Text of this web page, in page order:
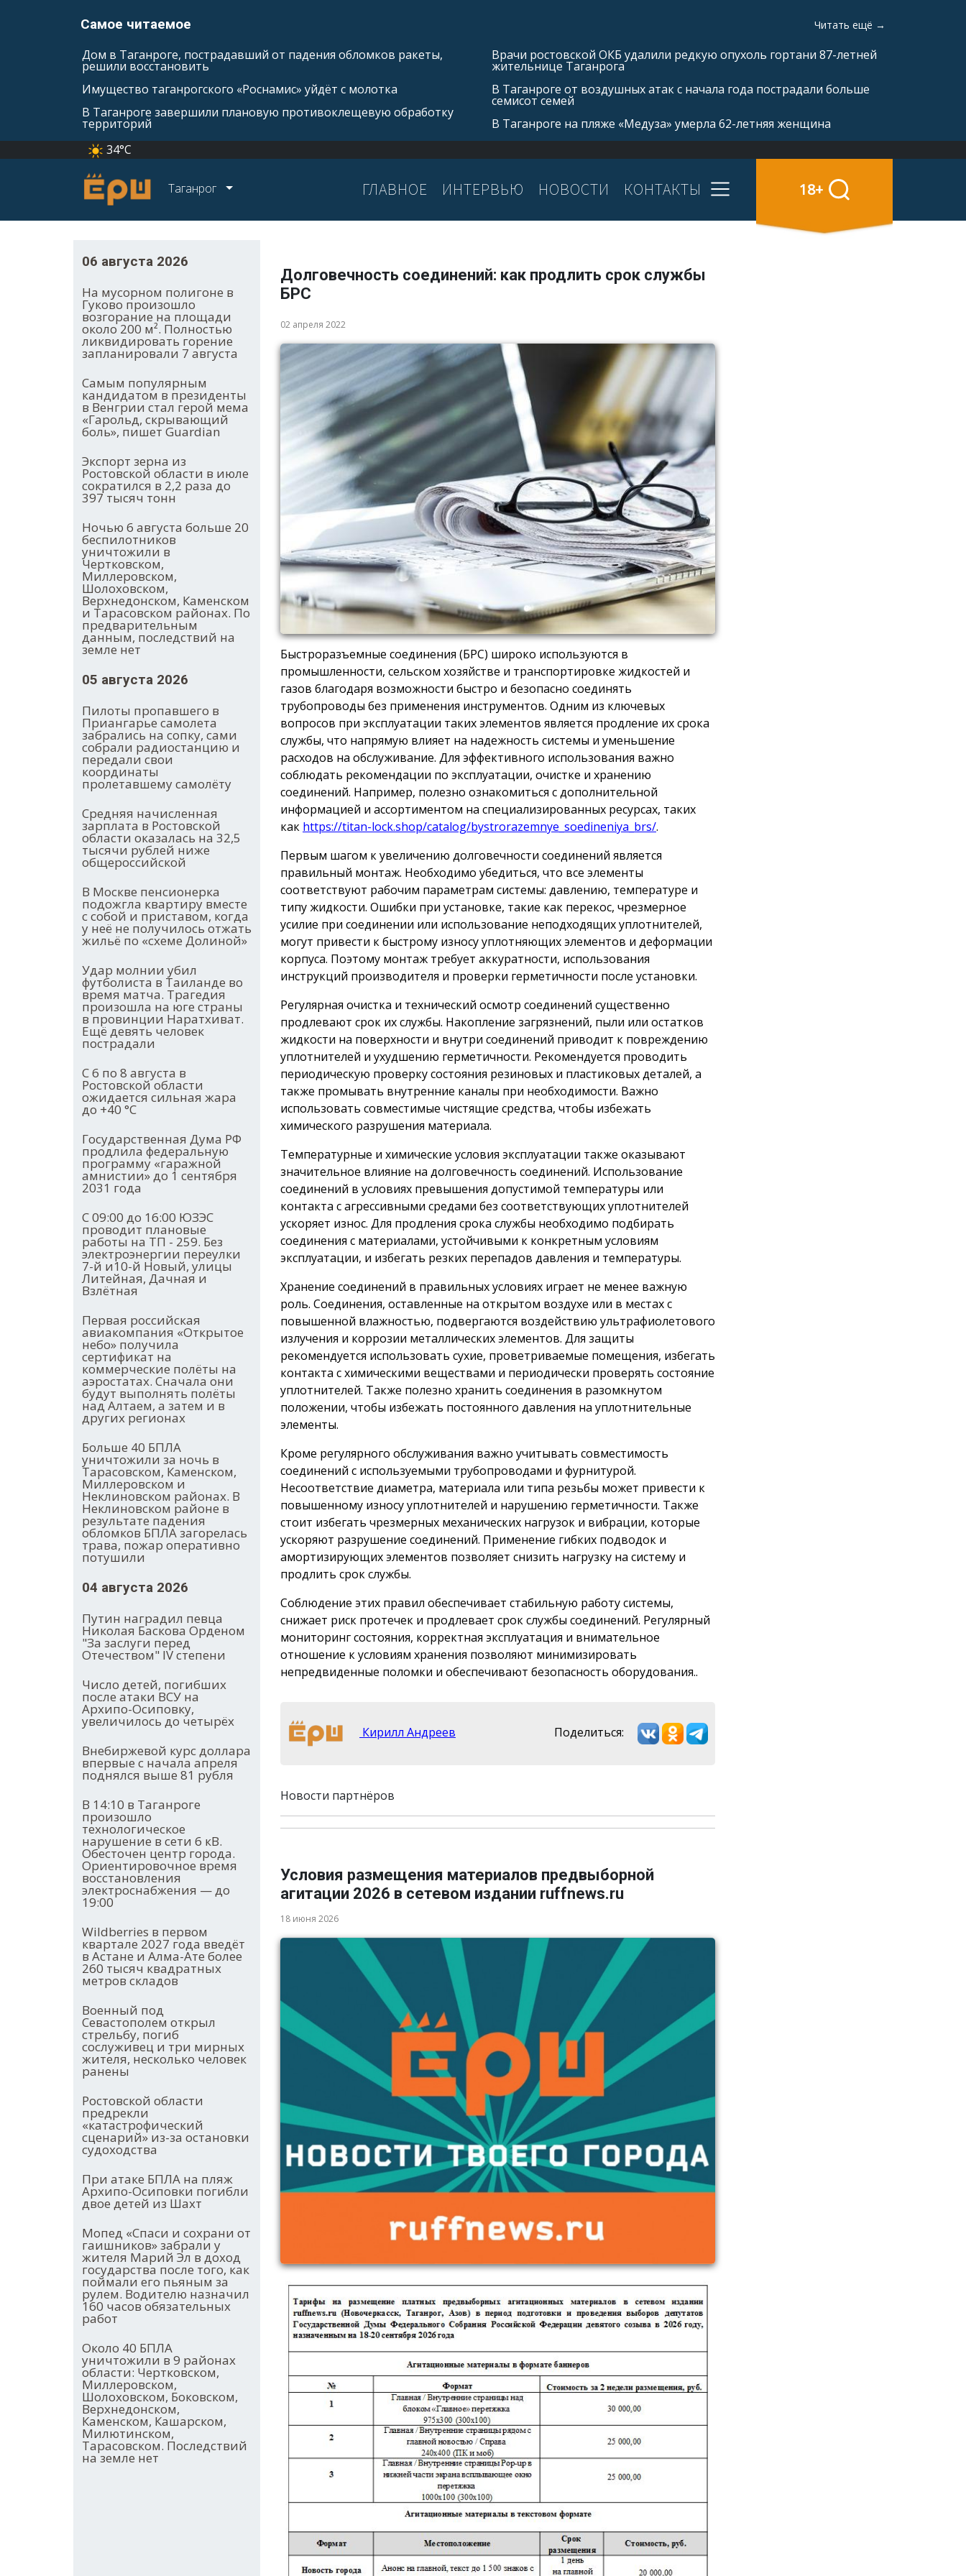
Самое читаемое Читать ещё →
Дом в Таганроге, пострадавший от падения обломков ракеты,
решили восстановить
Имущество таганрогского «Роснамис» уйдёт с молотка
В Таганроге завершили плановую противоклещевую обработку
территорий
Врачи ростовской ОКБ удалили редкую опухоль гортани 87-летней
жительнице Таганрога
В Таганроге от воздушных атак с начала года пострадали больше
семисот семей
В Таганроге на пляже «Медуза» умерла 62-летняя женщина
34°C
Таганрог ГЛАВНОЕ ИНТЕРВЬЮ НОВОСТИ КОНТАКТЫ 18+
06 августа 2026
На мусорном полигоне в
Гуково произошло
возгорание на площади
около 200 м². Полностью
ликвидировать горение
запланировали 7 августа
Самым популярным
кандидатом в президенты
в Венгрии стал герой мема
«Гарольд, скрывающий
боль», пишет Guardian
Экспорт зерна из
Ростовской области в июле
сократился в 2,2 раза до
397 тысяч тонн
Ночью 6 августа больше 20
беспилотников
уничтожили в
Чертковском,
Миллеровском,
Шолоховском,
Верхнедонском, Каменском
и Тарасовском районах. По
предварительным
данным, последствий на
земле нет
05 августа 2026
Пилоты пропавшего в
Приангарье самолета
забрались на сопку, сами
собрали радиостанцию и
передали свои
координаты
пролетавшему самолёту
Средняя начисленная
зарплата в Ростовской
области оказалась на 32,5
тысячи рублей ниже
общероссийской
В Москве пенсионерка
подожгла квартиру вместе
с собой и приставом, когда
у неё не получилось отжать
жильё по «схеме Долиной»
Удар молнии убил
футболиста в Таиланде во
время матча. Трагедия
произошла на юге страны
в провинции Наратхиват.
Ещё девять человек
пострадали
С 6 по 8 августа в
Ростовской области
ожидается сильная жара
до +40 °С
Государственная Дума РФ
продлила федеральную
программу «гаражной
амнистии» до 1 сентября
2031 года
С 09:00 до 16:00 ЮЗЭС
проводит плановые
работы на ТП - 259. Без
электроэнергии переулки
7-й и10-й Новый, улицы
Литейная, Дачная и
Взлётная
Первая российская
авиакомпания «Открытое
небо» получила
сертификат на
коммерческие полёты на
аэростатах. Сначала они
будут выполнять полёты
над Алтаем, а затем и в
других регионах
Больше 40 БПЛА
уничтожили за ночь в
Тарасовском, Каменском,
Миллеровском и
Неклиновском районах. В
Неклиновском районе в
результате падения
обломков БПЛА загорелась
трава, пожар оперативно
потушили
04 августа 2026
Путин наградил певца
Николая Баскова Орденом
"За заслуги перед
Отечеством" IV степени
Число детей, погибших
после атаки ВСУ на
Архипо-Осиповку,
увеличилось до четырёх
Внебиржевой курс доллара
впервые с начала апреля
поднялся выше 81 рубля
В 14:10 в Таганроге
произошло
технологическое
нарушение в сети 6 кВ.
Обесточен центр города.
Ориентировочное время
восстановления
электроснабжения — до
19:00
Wildberries в первом
квартале 2027 года введёт
в Астане и Алма-Ате более
260 тысяч квадратных
метров складов
Военный под
Севастополем открыл
стрельбу, погиб
сослуживец и три мирных
жителя, несколько человек
ранены
Ростовской области
предрекли
«катастрофический
сценарий» из-за остановки
судоходства
При атаке БПЛА на пляж
Архипо-Осиповки погибли
двое детей из Шахт
Мопед «Спаси и сохрани от
гаишников» забрали у
жителя Марий Эл в доход
государства после того, как
поймали его пьяным за
рулем. Водителю назначил
160 часов обязательных
работ
Около 40 БПЛА
уничтожили в 9 районах
области: Чертковском,
Миллеровском,
Шолоховском, Боковском,
Верхнедонском,
Каменском, Кашарском,
Милютинском,
Тарасовском. Последствий
на земле нет
Долговечность соединений: как продлить срок службы
БРС
02 апреля 2022
Быстроразъемные соединения (БРС) широко используются в
промышленности, сельском хозяйстве и транспортировке жидкостей и
газов благодаря возможности быстро и безопасно соединять
трубопроводы без применения инструментов. Одним из ключевых
вопросов при эксплуатации таких элементов является продление их срока
службы, что напрямую влияет на надежность системы и уменьшение
расходов на обслуживание. Для эффективного использования важно
соблюдать рекомендации по эксплуатации, очистке и хранению
соединений. Например, полезно ознакомиться с дополнительной
информацией и ассортиментом на специализированных ресурсах, таких
как https://titan-lock.shop/catalog/bystrorazemnye_soedineniya_brs/.
Первым шагом к увеличению долговечности соединений является
правильный монтаж. Необходимо убедиться, что все элементы
соответствуют рабочим параметрам системы: давлению, температуре и
типу жидкости. Ошибки при установке, такие как перекос, чрезмерное
усилие при соединении или использование неподходящих уплотнителей,
могут привести к быстрому износу уплотняющих элементов и деформации
корпуса. Поэтому монтаж требует аккуратности, использования
инструкций производителя и проверки герметичности после установки.
Регулярная очистка и технический осмотр соединений существенно
продлевают срок их службы. Накопление загрязнений, пыли или остатков
жидкости на поверхности и внутри соединений приводит к повреждению
уплотнителей и ухудшению герметичности. Рекомендуется проводить
периодическую проверку состояния резиновых и пластиковых деталей, а
также промывать внутренние каналы при необходимости. Важно
использовать совместимые чистящие средства, чтобы избежать
химического разрушения материала.
Температурные и химические условия эксплуатации также оказывают
значительное влияние на долговечность соединений. Использование
соединений в условиях превышения допустимой температуры или
контакта с агрессивными средами без соответствующих уплотнителей
ускоряет износ. Для продления срока службы необходимо подбирать
соединения с материалами, устойчивыми к конкретным условиям
эксплуатации, и избегать резких перепадов давления и температуры.
Хранение соединений в правильных условиях играет не менее важную
роль. Соединения, оставленные на открытом воздухе или в местах с
повышенной влажностью, подвергаются воздействию ультрафиолетового
излучения и коррозии металлических элементов. Для защиты
рекомендуется использовать сухие, проветриваемые помещения, избегать
контакта с химическими веществами и периодически проверять состояние
уплотнителей. Также полезно хранить соединения в разомкнутом
положении, чтобы избежать постоянного давления на уплотнительные
элементы.
Кроме регулярного обслуживания важно учитывать совместимость
соединений с используемыми трубопроводами и фурнитурой.
Несоответствие диаметра, материала или типа резьбы может привести к
повышенному износу уплотнителей и нарушению герметичности. Также
стоит избегать чрезмерных механических нагрузок и вибрации, которые
ускоряют разрушение соединений. Применение гибких подводок и
амортизирующих элементов позволяет снизить нагрузку на систему и
продлить срок службы.
Соблюдение этих правил обеспечивает стабильную работу системы,
снижает риск протечек и продлевает срок службы соединений. Регулярный
мониторинг состояния, корректная эксплуатация и внимательное
отношение к условиям хранения позволяют минимизировать
непредвиденные поломки и обеспечивают безопасность оборудования..
Кирилл Андреев Поделиться:
Новости партнёров
Условия размещения материалов предвыборной
агитации 2026 в сетевом издании ruffnews.ru
18 июня 2026